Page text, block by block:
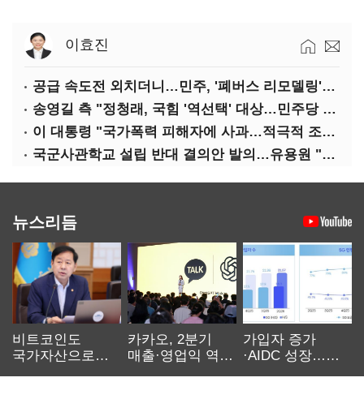
이효진
공급 속도전 외치더니…민주, '폐버스 리모델링'까지 제안
송영길 측 "정청래, 국힘 '역선택' 대상…민주당 대표로 총선 지휘 못해"
이 대통령 "국가폭력 피해자에 사과…적극적 조사로 진실 밝혀야"
국군사관학교 설립 반대 결의안 발의…유용원 "정치적 목적 추진 즉각 중단"
뉴스리듬
비트코인도
국가자산으로…'
카카오, 2분기
매출·영업익 역대
가입자 증가
·AIDC 성장…